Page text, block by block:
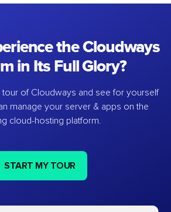
the Cloudways
in Its Full Glory?
tour of Cloudways and see for yourself
manage your server & apps on the
cloud-hosting platform.
START MY TOUR